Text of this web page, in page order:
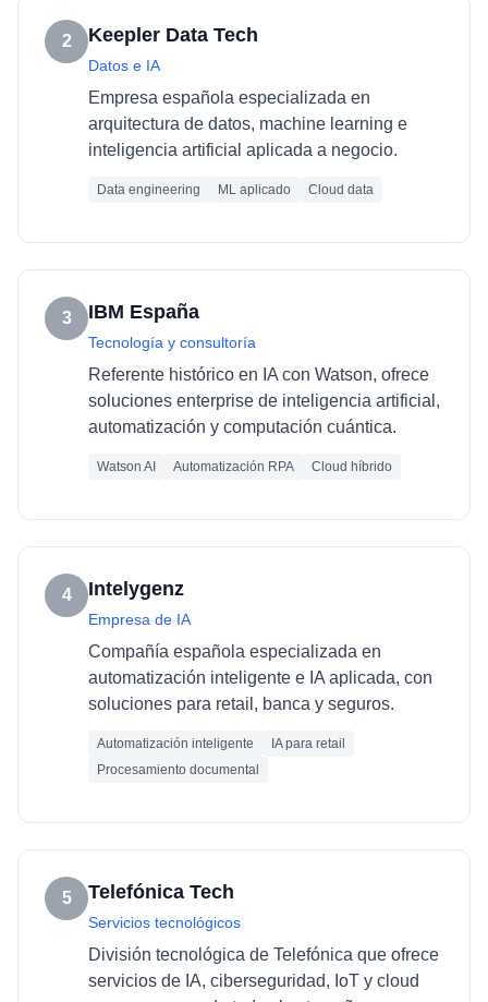
2 Keepler Data Tech
Datos e IA
Empresa española especializada en
arquitectura de datos, machine learning e
inteligencia artificial aplicada a negocio.
Data engineering ML aplicado Cloud data
3 IBM España
Tecnología y consultoría
Referente histórico en IA con Watson, ofrece
soluciones enterprise de inteligencia artificial,
automatización y computación cuántica.
Watson AI Automatización RPA Cloud híbrido
4 Intelygenz
Empresa de IA
Compañía española especializada en
automatización inteligente e IA aplicada, con
soluciones para retail, banca y seguros.
Automatización inteligente
IA para retail
Procesamiento documental
5 Telefónica Tech
Servicios tecnológicos
División tecnológica de Telefónica que ofrece
servicios de IA, ciberseguridad, IoT y cloud